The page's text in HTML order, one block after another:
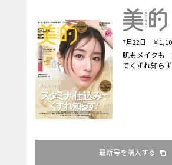
7月22日 ￥
肌もメイクも
でくずれ知らず
最新号を購入する